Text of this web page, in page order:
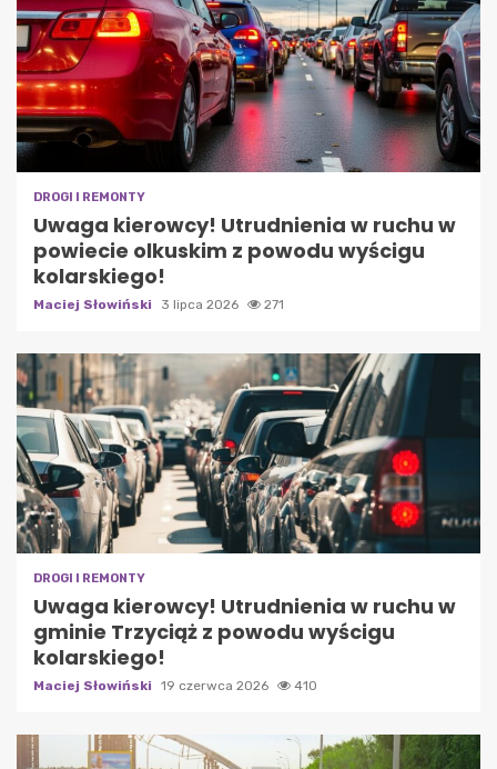
DROGI I REMONTY
Uwaga kierowcy! Utrudnienia w ruchu w
powiecie olkuskim z powodu wyścigu
kolarskiego!
Maciej Słowiński 3 lipca 2026 271
DROGI I REMONTY
Uwaga kierowcy! Utrudnienia w ruchu w
gminie Trzyciąż z powodu wyścigu
kolarskiego!
Maciej Słowiński 19 czerwca 2026 410